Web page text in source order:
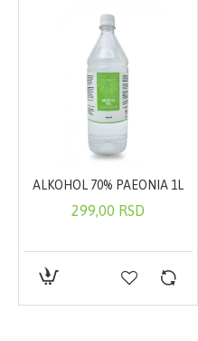
ALKOHOL 70% PAEONIA 1L
299,00 RSD